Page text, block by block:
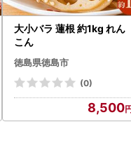
大小バラ 蓮根 約1kg れん
こん
徳島県徳島市
(0)
8,500